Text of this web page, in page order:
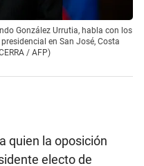
González Urrutia, habla con los
en San José, Costa
/ AFP)
quien la oposición
electo de